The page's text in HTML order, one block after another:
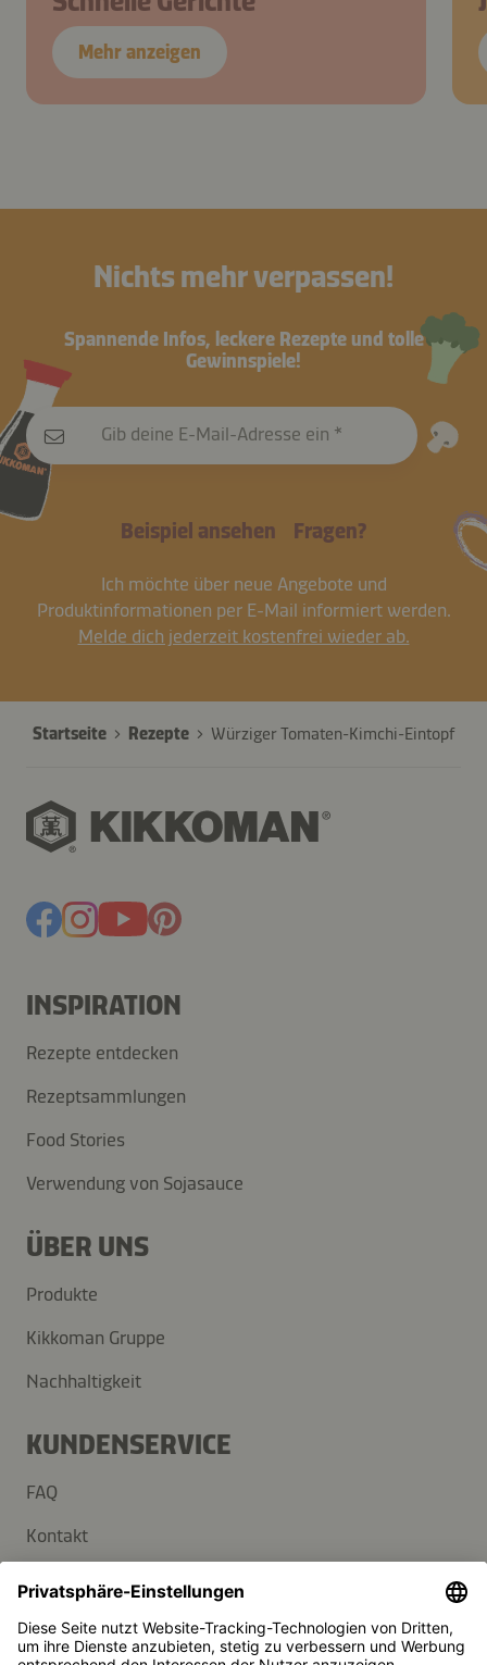
Mehr anzeigen
Nichts mehr verpassen!
Spannende Infos, leckere Rezepte und tolle
Gewinnspiele!
Gib deine E-Mail-Adresse ein
Beispiel ansehen Fragen?
Ich möchte über neue Angebote und
Produktinformationen per E-Mail informiert werden.
Melde dich jederzeit kostenfrei wieder ab.
Startseite Rezepte Würziger Tomaten-Kimchi-Eintopf
INSPIRATION
Rezepte entdecken
Rezeptsammlungen
Food Stories
Verwendung von Sojasauce
ÜBER UNS
Produkte
Kikkoman Gruppe
Nachhaltigkeit
KUNDENSERVICE
FAQ
Kontakt
Newsletter
Presse